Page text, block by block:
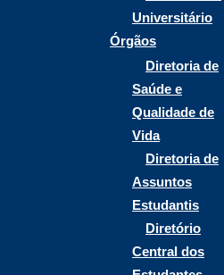
Universitário
Órgãos
Diretoria de
Saúde e
Qualidade de
Vida
Diretoria de
Assuntos
Estudantis
Diretório
Central dos